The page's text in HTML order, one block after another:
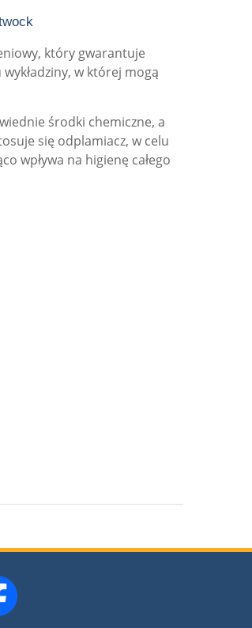
który gwarantuje
w której mogą
środki chemiczne, a
się odplamiacz, w celu
wpływa na higienę całego